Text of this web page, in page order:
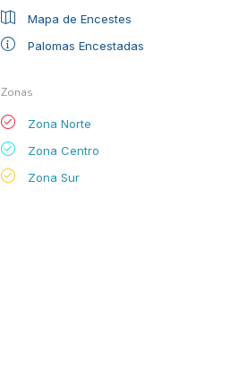
Mapa de Encestes
Palomas Encestadas
Zonas
Zona Norte
Zona Centro
Zona Sur